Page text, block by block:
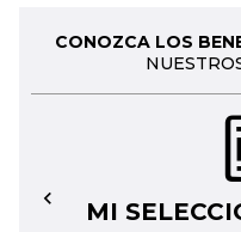
CONOZCA LOS
MI
←